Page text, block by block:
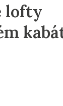
lofty